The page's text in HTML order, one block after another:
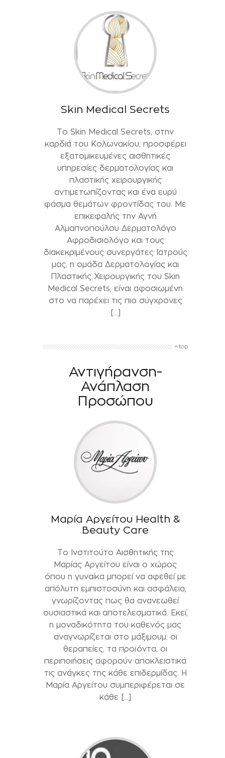
Skin Medical Secrets
Το Skin Medical Secrets, στην
καρδιά του Κολωνακίου, προσφέρει
εξατομικευμένες αισθητικές
υπηρεσίες δερματολογίας και
πλαστικής χειρουργικής
αντιμετωπίζοντας και ένα ευρύ
φάσμα θεμάτων φροντίδας του. Με
επικεφαλής την Αγνή
Αλμαπνοπούλου Δερματολόγο
Αφροδισιολόγο και τους
διακεκριμένους συνεργάτες Ιατρούς
μας, η ομάδα Δερματολογίας και
Πλαστικής Χειρουργικής του Skin
Medical Secrets, είναι αφοσιωμένη
στο να παρέχει τις πιο σύγχρονες
[…]
top
Αντιγήρανση-
Ανάπλαση
Προσώπου
Μαρία Αργείτου Health &
Beauty Care
Το Ινστιτούτο Αισθητικής της
Μαρίας Αργείτου είναι ο χώρος
όπου η γυναίκα μπορεί να αφεθεί με
απόλυτη εμπιστοσύνη και ασφάλεια,
γνωρίζοντας πως θα ανανεωθεί
ουσιαστικά και αποτελεσματικά. Εκεί,
η μοναδικότητα του καθενός μας
αναγνωρίζεται στο μάξιμουμ: οι
θεραπείες, τα προϊόντα, οι
περιποιήσεις αφορούν αποκλειστικά
τις ανάγκες της κάθε επιδερμίδας. Η
Μαρία Αργείτου συμπεριφέρεται σε
κάθε […]